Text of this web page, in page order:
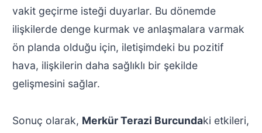
vakit geçirme isteği duyarlar. Bu dönemde
ilişkilerde denge kurmak ve anlaşmalara varmak
ön planda olduğu için, iletişimdeki bu pozitif
hava, ilişkilerin daha sağlıklı bir şekilde
gelişmesini sağlar.
Sonuç olarak, Merkür Terazi Burcundaki etkileri,